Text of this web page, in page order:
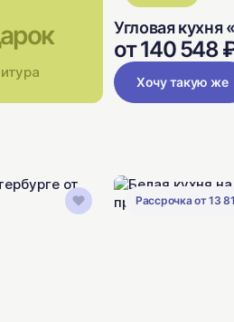
Угловая кухня
от 140 548
Хочу такую же
Рассрочка от 13